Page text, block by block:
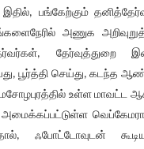
இதில், பங்கேற்கும்
அணுக
தேர்வுத்துறை
பூர்த்தி செய்து, கடந்த
உள்ள மாவட்ட
ஃபோட்டோவுடன்